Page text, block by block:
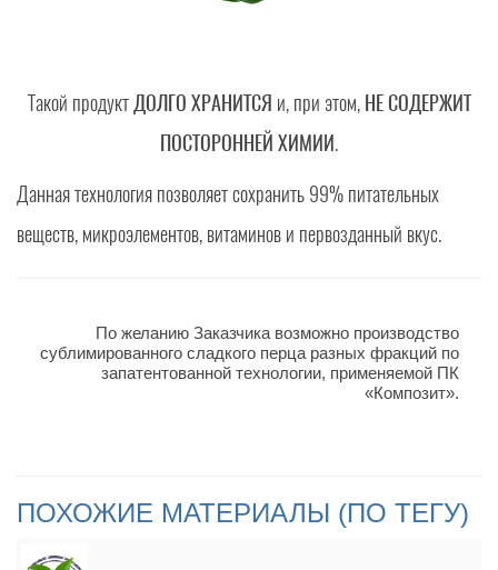
Такой продуктДОЛГО ХРАНИТСЯ и, при этом, НЕ СОДЕРЖИТ
ПОСТОРОННЕЙ ХИМИИ.
Данная технология позволяет сохранить 99% питательных
веществ, микроэлементов, витаминов и первозданный вкус.
По желанию Заказчика возможно производство
сублимированного сладкого перца разных фракций по
запатентованной технологии, применяемой ПК
«Композит».
ПОХОЖИЕ МАТЕРИАЛЫ (ПО ТЕГУ)